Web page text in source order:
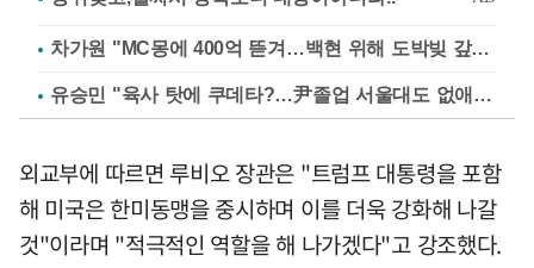
차가원 "MC몽에 400억 뜯겨…백현 위해 도박빚 갚아줘"
유승민 "육사 탓에 쿠데타?…尹졸업 서울대도 없애나"
외교부에 따르면 루비오 장관은 "트럼프 대통령을 포함
해 미국은 한미동맹을 중시하며 이를 더욱 강화해 나갈
것"이라며 "적극적인 역할을 해 나가겠다"고 강조했다.